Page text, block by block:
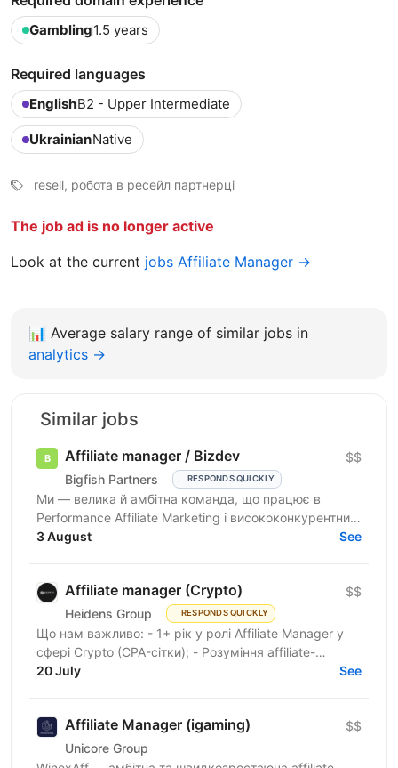
Gambling1.5 years
Required languages
EnglishB2 - Upper Intermediate
UkrainianNative
resell, робота в ресейл партнерці
The job ad is no longer active
Look at the current jobs Affiliate Manager →
📊 Average salary range of similar jobs in
analytics →
Similar jobs
Affiliate manager / Bizdev
Bigfish Partners RESPONDS QUICKLY
$$
Ми — велика й амбітна команда, що працює в
Performance Affiliate Marketing і висококонкурентних
нішах на Tier 1-3 ринках. Ми швидко розвиваємося
3 August See
Affiliate manager (Crypto)
Heidens Group RESPONDS QUICKLY
$$
Що нам важливо: - 1+ рік у ролі Affiliate Manager у
сфері Crypto (CPA-сітки); - Розуміння affiliate-
маркетингу та моделей монетизації трафіку; -
20 July See
Affiliate Manager (igaming)
Unicore Group
$$